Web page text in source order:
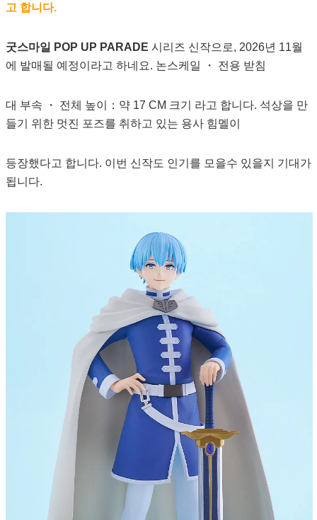
고 합니다.
굿스마일 POP UP PARADE 시리즈 신작으로, 2026년 11월
에 발매될 예정이라고 하네요. 논스케일 ・ 전용 받침
대 부속 ・ 전체 높이：약 17 CM 크기 라고 합니다. 석상을 만
들기 위한 멋진 포즈를 취하고 있는 용사 힘멜이
등장했다고 합니다. 이번 신작도 인기를 모을수 있을지 기대가
됩니다.